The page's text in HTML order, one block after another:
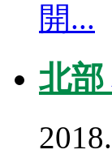
開...
北部